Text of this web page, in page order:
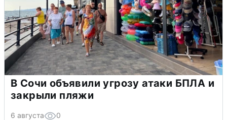
В Сочи объявили угрозу атаки БПЛА и
закрыли пляжи
6 августа 0